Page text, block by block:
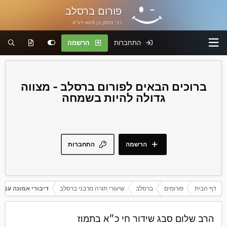
פורום ברסלב
רבי נחמן בן פיגא זיע"א
התחברות הרשמה
פורום ברסלב - מצווה
גדולה להיות בשמחה
התחברות הרשמה
דף הבית פורומים ברסלב שיעורי תורה מרבני ברסלב דיבורי אמונה
‏הרב שלום סבג שידור חי כ״א בתמוז